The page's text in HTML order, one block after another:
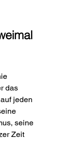
das
jeden
seine
Zeit